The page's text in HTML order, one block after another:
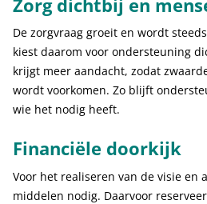
Zorg dichtbij en
De zorgvraag groeit en wordt
kiest daarom voor ondersteuning
krijgt meer aandacht, zodat
wordt voorkomen. Zo blijft
wie het nodig heeft.
Financiële doorkijk
Voor het realiseren van de visie en
middelen nodig. Daarvoor